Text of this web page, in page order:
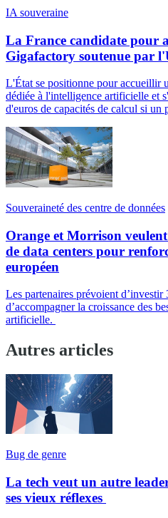
IA souveraine
La France candidate pour
Gigafactory soutenue par
L'État se positionne pour accueillir
dédiée à l'intelligence artificielle et
d'euros de capacités de calcul si un
Souveraineté des centre de données
Orange et Morrison
de data centers pour
européen
Les partenaires prévoient d’investir
d’accompagner la croissance des
artificielle.
Autres articles
Bug de genre
La tech veut un autre
ses vieux réflexes